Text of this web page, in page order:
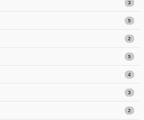
3
5
2
5
4
3
2